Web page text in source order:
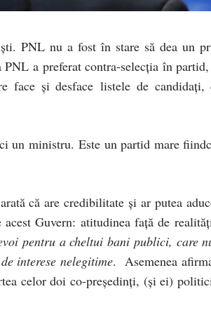
PNL nu a fost în stare să dea un
a preferat contra-selecția în
face și desface listele de candidați,
un ministru. Este un partid mare
că are credibilitate și ar putea
Guvern: atitudinea față de
pentru a cheltui bani publici, care
interese nelegitime. Asemenea
celor doi co-președinți, (și ei)